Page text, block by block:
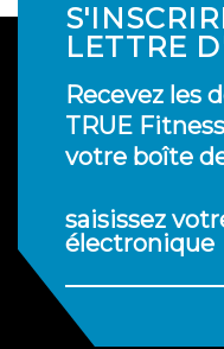
LETTRE
Recevez les
TRUE
votre boîte
saisissez
électronique